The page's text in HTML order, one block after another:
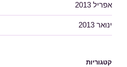
אפריל 2013
ינואר 2013
קטגוריות